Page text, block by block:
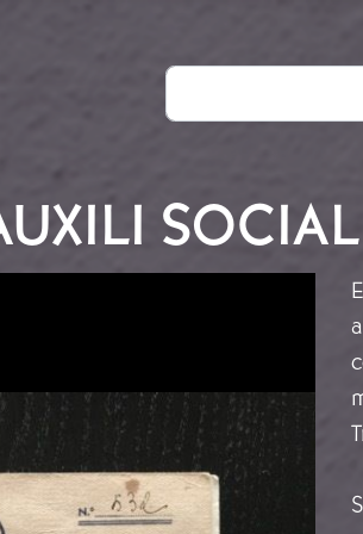
Cerca